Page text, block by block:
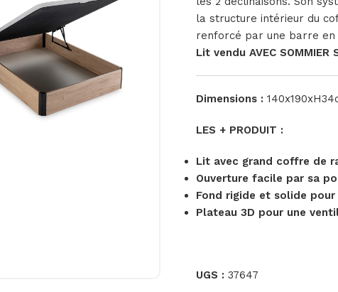
la structure intérieur du
renforcé par une barre en
Lit vendu AVEC SOMMIER
Dimensions :
LES + PRODUIT :
Lit avec grand coffre de
Ouverture facile par sa
Fond rigide et solide
Plateau 3D pour une
UGS : 37647